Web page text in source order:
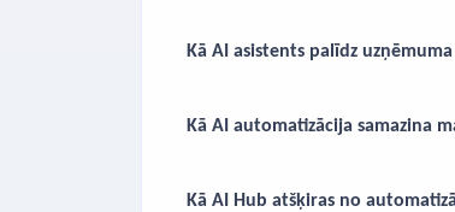
Kā AI asistents palīdz
Kā AI automatizācija samazina
Kā AI Hub atšķiras no